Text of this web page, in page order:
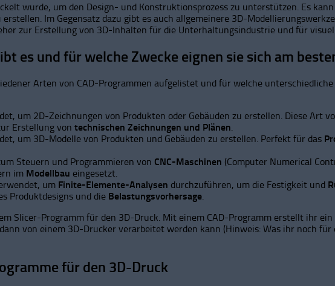
wurde, um den Design- und Konstruktionsprozess zu unterstützen. Es
Im Gegensatz dazu gibt es auch allgemeinere 3D-
zur Erstellung von 3D-Inhalten für die Unterhaltungsindustrie und für
es und für welche Zwecke eignen sie sich am
Arten von CAD-Programmen aufgelistet und für welche
um 2D-Zeichnungen von Produkten oder Gebäuden zu erstellen. Diese Art
Erstellung von technischen Zeichnungen und Plänen
um 3D-Modelle von Produkten und Gebäuden zu erstellen. Perfekt für das
Steuern und Programmieren von CNC-Maschinen (Computer Numerical
im Modellbau eingesetzt.
um Finite-Elemente-Analysen durchzuführen, um die Festigkeit und
Produktdesigns und die Belastungsvorhersage
Slicer-Programm für den 3D-Druck. Mit einem CAD-Programm erstellt ihr ein
von einem 3D-Drucker verarbeitet werden kann (Hinweis: Was ihr noch
für den 3D-Druck